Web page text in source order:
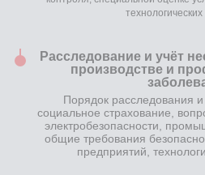
Расследование и учёт
производстве и
Порядок расследования
социальное страхование,
электробезопасности,
общие требования
предприятий,
Преподаватель-практик
по направлениям :
Автомобильное хозяйство;
Транспортная
Проектирование,